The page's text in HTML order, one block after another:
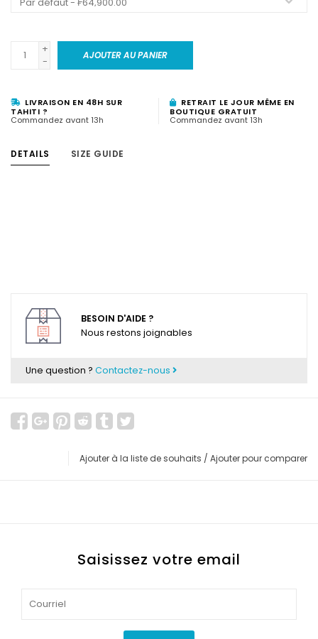
+
-
AJOUTER AU PANIER
LIVRAISON EN 48H SUR
TAHITI ?
Commandez avant 13h
RETRAIT LE JOUR MÊME EN
BOUTIQUE GRATUIT
Commandez avant 13h
DETAILS SIZE GUIDE
BESOIN D'AIDE ?
Nous restons joignables
Une question ? Contactez-nous
Ajouter à la liste de souhaits / Ajouter pour comparer
Saisissez votre email